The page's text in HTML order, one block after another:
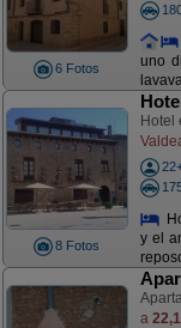
6 Fotos
uno
8 Fotos
Hotel
y el
a